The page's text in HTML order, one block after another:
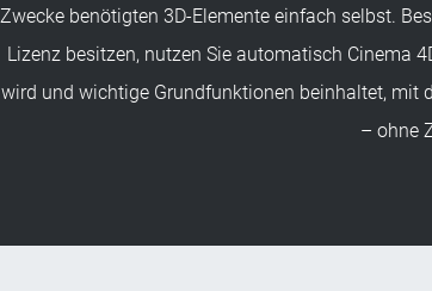
Zwecke benötigten 3D-Elemente einfach selbst.
Lizenz besitzen, nutzen Sie automatisch Cinema
wird und wichtige Grundfunktionen beinhaltet, mit
– ohne